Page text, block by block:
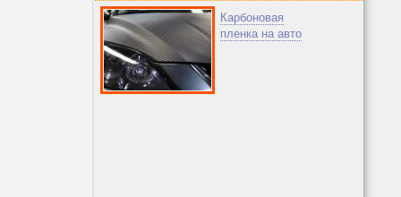
Карбоновая
пленка на авто